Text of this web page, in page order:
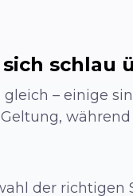
schlau
– einige
der richtigen